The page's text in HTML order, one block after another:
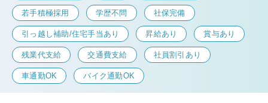
若手積極採用 学歴不問 社保完備
引っ越し補助/住宅手当あり 昇給あり 賞与あり
残業代支給 交通費支給 社員割引あり
車通勤OK バイク通勤OK